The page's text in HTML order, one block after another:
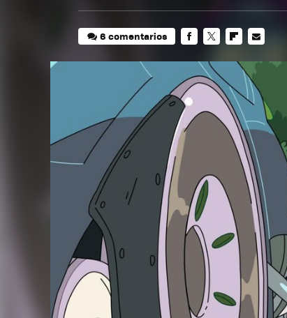
6 comentarios
MAIL